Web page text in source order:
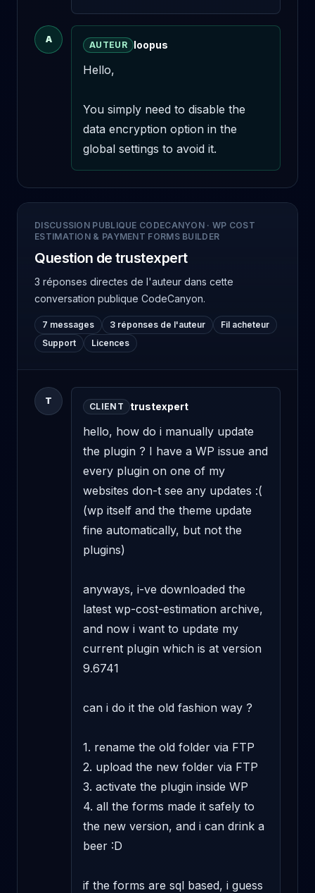
A
AUTEUR loopus
Hello,
You simply need to disable the
data encryption option in the
global settings to avoid it.
DISCUSSION PUBLIQUE CODECANYON · WP COST
ESTIMATION & PAYMENT FORMS BUILDER
Question de trustexpert
3 réponses directes de l'auteur dans cette
conversation publique CodeCanyon.
7 messages 3 réponses de l'auteur
Fil acheteur
Support
Licences
T
CLIENT trustexpert
hello, how do i manually update
the plugin ? I have a WP issue and
every plugin on one of my
websites don-t see any updates :(
(wp itself and the theme update
fine automatically, but not the
plugins)
anyways, i-ve downloaded the
latest wp-cost-estimation archive,
and now i want to update my
current plugin which is at version
9.6741
can i do it the old fashion way ?
1. rename the old folder via FTP
2. upload the new folder via FTP
3. activate the plugin inside WP
4. all the forms made it safely to
the new version, and i can drink a
beer :D
if the forms are sql based, i guess